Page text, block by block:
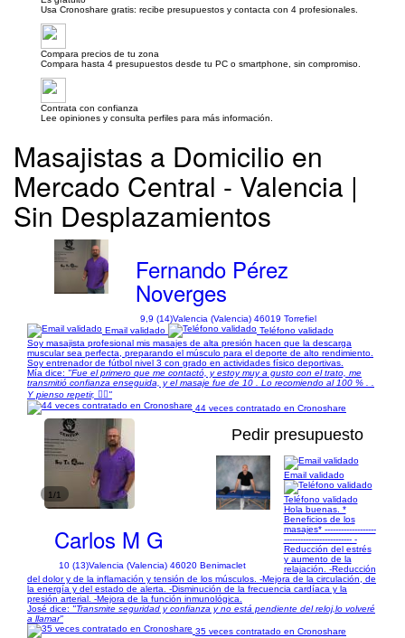
Usa Cronoshare gratis: recibe presupuestos y contacta con 4 profesionales.
Compara precios de tu zona
Compara hasta 4 presupuestos desde tu PC o smartphone, sin compromiso.
Contrata con confianza
Lee opiniones y consulta perfiles para más información.
Masajistas a Domicilio en
Mercado Central - Valencia |
Sin Desplazamientos
Fernando Pérez
Noverges
9,9 (14)Valencia (Valencia) 46019 Torrefiel
Email validado
Teléfono validado
Soy masajista profesional mis masajes de alta presión hacen que la descarga
muscular sea perfecta, preparando el músculo para el deporte de alto rendimiento.
Soy entrenador de fútbol nivel 3 con grado en actividades físico deportivas.
Mía dice: "Fue el primero que me contactó, y estoy muy a gusto con el trato, me
transmitió confianza enseguida, y el masaje fue de 10 . Lo recomiendo al 100 % . .
Y pienso repetir, 👍🏻"
44 veces contratado en Cronoshare
1/1
Pedir presupuesto
Carlos M G
10 (13)Valencia (Valencia) 46020 Benimaclet
Email validado
Teléfono validado
Hola buenas. *
Beneficios de los
masajes* -------------------
------------------------- -
Reducción del estrés
y aumento de la
relajación. -Reducción
del dolor y de la inflamación y tensión de los músculos. -Mejora de la circulación, de
la energía y del estado de alerta. -Disminución de la frecuencia cardíaca y la
presión arterial. -Mejora de la función inmunológica.
José dice: "Transmite seguridad y confianza y no está pendiente del reloj,lo volveré
a llamar"
35 veces contratado en Cronoshare